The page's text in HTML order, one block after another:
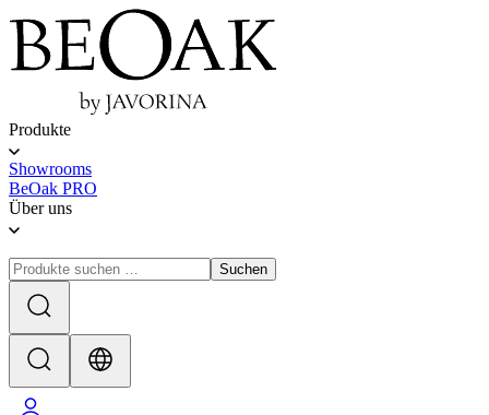
Produkte
Showrooms
BeOak PRO
Über uns
Suchen